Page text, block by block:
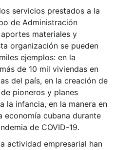
servicios prestados a la
de Administración
materiales y
organización se pueden
ejemplos: en la
de 10 mil viviendas en
del país, en la creación de
pioneros y planes
la infancia, en la manera en
economía cubana durante
de COVID-19.
actividad empresarial han